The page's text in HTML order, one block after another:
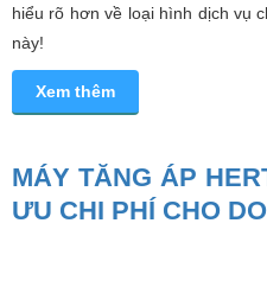
hiểu rõ hơn về loại hình dịch vụ
này!
Xem thêm
MÁY TĂNG ÁP
ƯU CHI PHÍ CHO